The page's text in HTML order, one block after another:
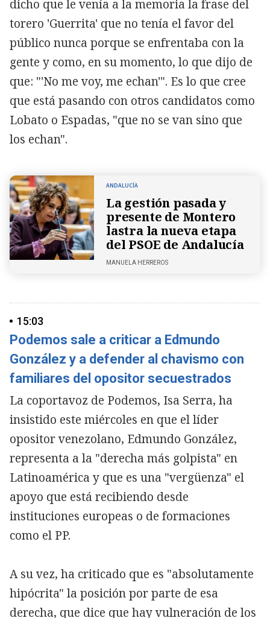
dicho que le venía a la memoria la frase del
torero 'Guerrita' que no tenía el favor del
público nunca porque se enfrentaba con la
gente y como, en su momento, lo que dijo de
que: "'No me voy, me echan'". Es lo que cree
que está pasando con otros candidatos como
Lobato o Espadas, "que no se van sino que
los echan".
ANDALUCÍA
La gestión pasada y
presente de Montero
lastra la nueva etapa
del PSOE de Andalucía
MANUELA HERREROS
15:03
Podemos sale a criticar a Edmundo
González y a defender al chavismo con
familiares del opositor secuestrados
La coportavoz de Podemos, Isa Serra, ha
insistido este miércoles en que el líder
opositor venezolano, Edmundo González,
representa a la "derecha más golpista" en
Latinoamérica y que es una "vergüenza" el
apoyo que está recibiendo desde
instituciones europeas o de formaciones
como el PP.
​A su vez, ha criticado que es "absolutamente
hipócrita" la posición por parte de esa
derecha, que dice que hay vulneración de los